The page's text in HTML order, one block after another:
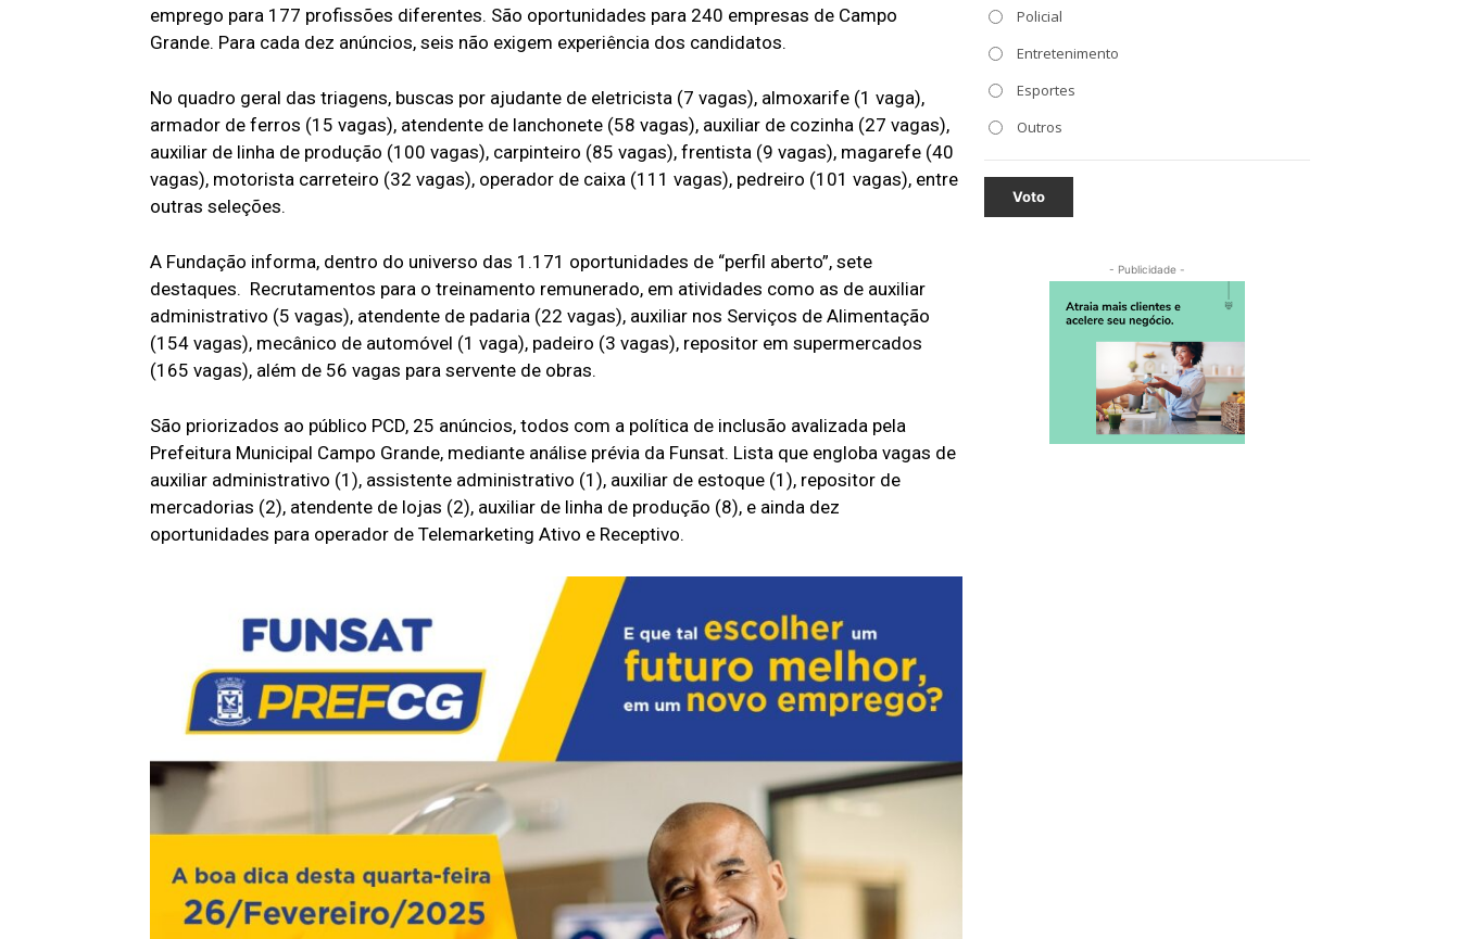
emprego para 177 profissões diferentes. São oportunidades para 240 empresas de Campo
Grande. Para cada dez anúncios, seis não exigem experiência dos candidatos.
No quadro geral das triagens, buscas por ajudante de eletricista (7 vagas), almoxarife (1 vaga),
armador de ferros (15 vagas), atendente de lanchonete (58 vagas), auxiliar de cozinha (27 vagas),
auxiliar de linha de produção (100 vagas), carpinteiro (85 vagas), frentista (9 vagas), magarefe (40
vagas), motorista carreteiro (32 vagas), operador de caixa (111 vagas), pedreiro (101 vagas), entre
outras seleções.
A Fundação informa, dentro do universo das 1.171 oportunidades de “perfil aberto”, sete
destaques. Recrutamentos para o treinamento remunerado, em atividades como as de auxiliar
administrativo (5 vagas), atendente de padaria (22 vagas), auxiliar nos Serviços de Alimentação
(154 vagas), mecânico de automóvel (1 vaga), padeiro (3 vagas), repositor em supermercados
(165 vagas), além de 56 vagas para servente de obras.
São priorizados ao público PCD, 25 anúncios, todos com a política de inclusão avalizada pela
Prefeitura Municipal Campo Grande, mediante análise prévia da Funsat. Lista que engloba vagas de
auxiliar administrativo (1), assistente administrativo (1), auxiliar de estoque (1), repositor de
mercadorias (2), atendente de lojas (2), auxiliar de linha de produção (8), e ainda dez
oportunidades para operador de Telemarketing Ativo e Receptivo.
Policial
Entretenimento
Esportes
Outros
Voto
- Publicidade -